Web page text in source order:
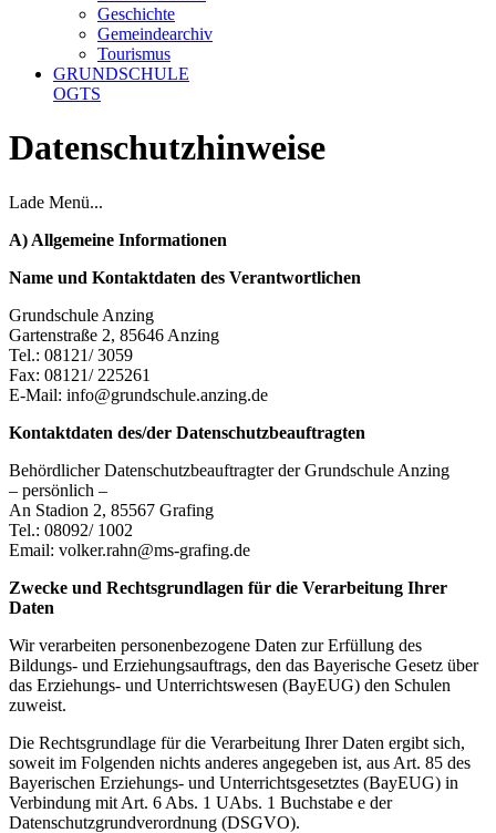
Geschichte
Gemeindearchiv
Tourismus
GRUNDSCHULE
OGTS
Datenschutzhinweise
Lade Menü...
A) Allgemeine Informationen
Name und Kontaktdaten des Verantwortlichen
Grundschule Anzing
Gartenstraße 2, 85646 Anzing
Tel.: 08121/ 3059
Fax: 08121/ 225261
E-Mail: info@grundschule.anzing.de
Kontaktdaten des/der Datenschutzbeauftragten
Behördlicher Datenschutzbeauftragter der Grundschule Anzing
– persönlich –
An Stadion 2, 85567 Grafing
Tel.: 08092/ 1002
Email: volker.rahn@ms-grafing.de
Zwecke und Rechtsgrundlagen für die Verarbeitung Ihrer
Daten
Wir verarbeiten personenbezogene Daten zur Erfüllung des
Bildungs- und Erziehungsauftrags, den das Bayerische Gesetz über
das Erziehungs- und Unterrichtswesen (BayEUG) den Schulen
zuweist.
Die Rechtsgrundlage für die Verarbeitung Ihrer Daten ergibt sich,
soweit im Folgenden nichts anderes angegeben ist, aus Art. 85 des
Bayerischen Erziehungs- und Unterrichtsgesetztes (BayEUG) in
Verbindung mit Art. 6 Abs. 1 UAbs. 1 Buchstabe e der
Datenschutzgrundverordnung (DSGVO).